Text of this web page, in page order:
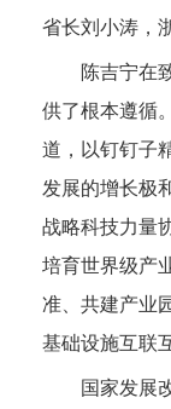
省长刘小涛，
陈吉宁在
供了根本遵循
道，以钉钉子
发展的增长极
战略科技力量
培育世界级产
准、共建产业
基础设施互联
国家发展